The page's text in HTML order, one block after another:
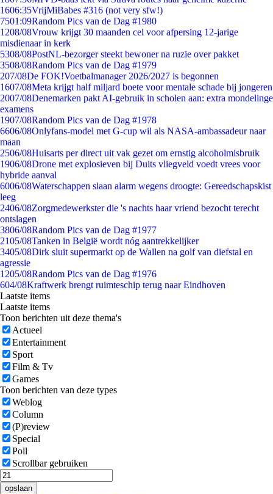
1606:35VrijMiBabes #316 (not very sfw!)
7501:09Random Pics van de Dag #1980
1208/08Vrouw krijgt 30 maanden cel voor afpersing 12-jarige
misdienaar in kerk
5308/08PostNL-bezorger steekt bewoner na ruzie over pakket
3508/08Random Pics van de Dag #1979
207/08De FOK!Voetbalmanager 2026/2027 is begonnen
1607/08Meta krijgt half miljard boete voor mentale schade bij jongeren
2007/08Denemarken pakt AI-gebruik in scholen aan: extra mondelinge
examens
1907/08Random Pics van de Dag #1978
6606/08Onlyfans-model met G-cup wil als NASA-ambassadeur naar
maan
2506/08Huisarts per direct uit vak gezet om ernstig alcoholmisbruik
1906/08Drone met explosieven bij Duits vliegveld voedt vrees voor
hybride aanval
6006/08Waterschappen slaan alarm wegens droogte: Gereedschapskist
leeg
2406/08Zorgmedewerkster die 's nachts haar vriend bezocht terecht
ontslagen
3806/08Random Pics van de Dag #1977
2105/08Tanken in België wordt nóg aantrekkelijker
3405/08Dirk sluit supermarkt op de Wallen na golf van diefstal en
agressie
1205/08Random Pics van de Dag #1976
604/08Kraftwerk brengt ruimteschip terug naar Eindhoven
Laatste items
Laatste items
Toon berichten uit deze thema's
Actueel
Entertainment
Sport
Film & Tv
Games
Toon berichten van deze types
Weblog
Column
(P)review
Special
Poll
Scrollbar gebruiken
opslaan